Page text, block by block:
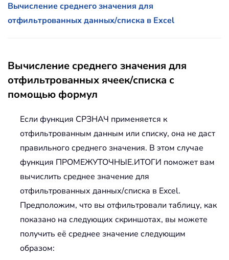
Вычисление среднего значения для
отфильтрованных данных/списка в Excel
Вычисление среднего значения для
отфильтрованных ячеек/списка с
помощью формул
Если функция СРЗНАЧ применяется к
отфильтрованным данным или списку, она не даст
правильного среднего значения. В этом случае
функция ПРОМЕЖУТОЧНЫЕ.ИТОГИ поможет вам
вычислить среднее значение для
отфильтрованных данных/списка в Excel.
Предположим, что вы отфильтровали таблицу, как
показано на следующих скриншотах, вы можете
получить её среднее значение следующим
образом: